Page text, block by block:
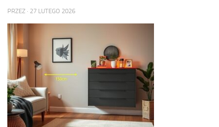
PRZEZ · 27 LUTEGO 2026